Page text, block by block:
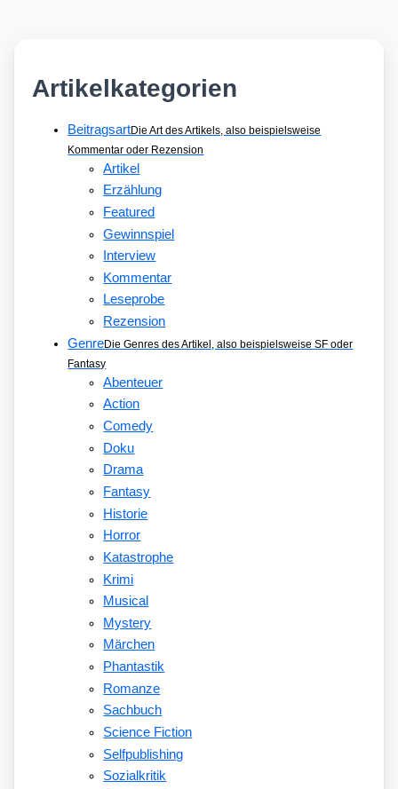
Artikelkategorien
BeitragsartDie Art des Artikels, also beispielsweise
Kommentar oder Rezension
Artikel
Erzählung
Featured
Gewinnspiel
Interview
Kommentar
Leseprobe
Rezension
GenreDie Genres des Artikel, also beispielsweise SF oder
Fantasy
Abenteuer
Action
Comedy
Doku
Drama
Fantasy
Historie
Horror
Katastrophe
Krimi
Musical
Mystery
Märchen
Phantastik
Romanze
Sachbuch
Science Fiction
Selfpublishing
Sozialkritik